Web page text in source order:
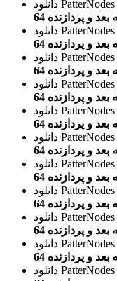
دانلود PatterNodes
دانلود PatterNodes
دانلود PatterNodes
دانلود PatterNodes
دانلود PatterNodes
دانلود PatterNodes
دانلود PatterNodes
دانلود PatterNodes
دانلود PatterNodes
دانلود PatterNodes
دانلود PatterNodes